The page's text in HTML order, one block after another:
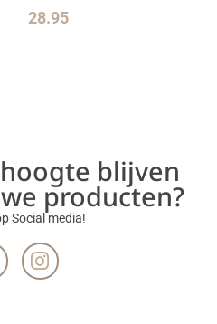
28.95
blijven
producten?
Social media!